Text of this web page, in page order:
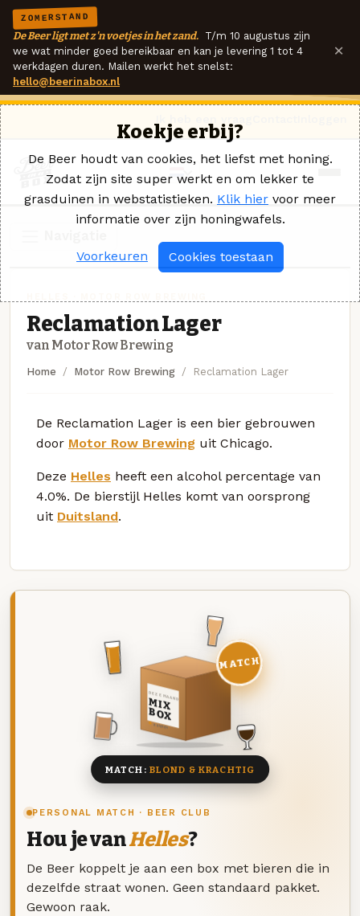
ZOMERSTAND
De Beer ligt met z'n voetjes in het zand. T/m 10 augustus zijn
we wat minder goed bereikbaar en kan je levering 1 tot 4
werkdagen duren. Mailen werkt het snelst:
hello@beerinabox.nl
×
Reclamation Lager
van Motor Row Brewing
Home Motor Row Brewing Reclamation Lager
De Reclamation Lager is een bier gebrouwen
door Motor Row Brewing uit Chicago.
Deze Helles heeft een alcohol percentage van
4.0%. De bierstijl Helles komt van oorsprong
uit Duitsland.
PERSONAL MATCH · BEER CLUB
Hou je vanHelles?
De Beer koppelt je aan een box met bieren die in
dezelfde straat wonen. Geen standaard pakket.
Gewoon raak.
DEZE MAAND
MIX
BOX
8 BIEREN
MATCH
MATCH: BLOND & KRACHTIG
Koekje erbij?
De Beer houdt van cookies, het liefst met honing.
Zodat zijn site super werkt en om lekker te
grasduinen in webstatistieken. Klik hier voor meer
informatie over zijn honingwafels.
Voorkeuren Cookies toestaan